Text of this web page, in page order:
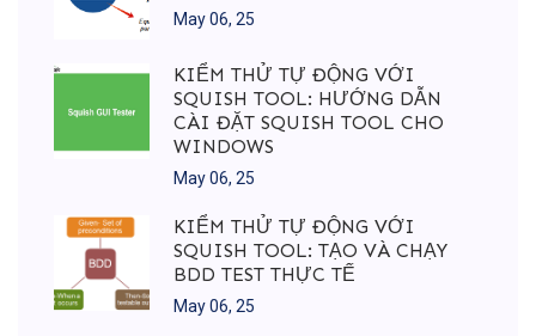
May 06, 25
KIỂM THỬ TỰ ĐỘNG VỚI
SQUISH TOOL: HƯỚNG DẪN
CÀI ĐẶT SQUISH TOOL CHO
WINDOWS
May 06, 25
KIỂM THỬ TỰ ĐỘNG VỚI
SQUISH TOOL: TẠO VÀ CHẠY
BDD TEST THỰC TẾ
May 06, 25